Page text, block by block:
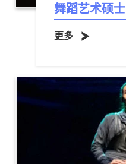
舞蹈艺术硕士
更多